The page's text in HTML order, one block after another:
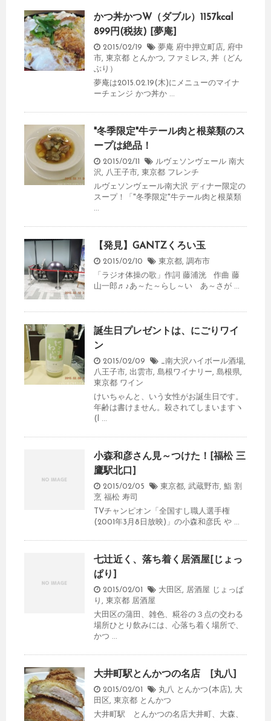
かつ丼かつW（ダブル）1157kcal
899円(税抜) [夢庵]
2015/02/19 夢庵 府中押立町店, 府中
市, 東京都 とんかつ, ファミレス , 丼（どん
ぶり）
夢庵は2015.02.19(木)にメニューのマイナ
ーチェンジ かつ丼か ...
"冬季限定"牛テール肉と根菜類のス
ープは絶品！
2015/02/11
ルヴェソンヴェール 南大
沢 , 八王子市, 東京都 フレンチ
ルヴェソンヴェール南大沢 ディナー限定の
スープ！「"冬季限定"牛テール肉と根菜類
...
【発見】GANTZくろい玉
2015/02/10 東京都, 調布市
「ラジオ体操の歌」作詞 藤浦洸 作曲 藤
山一郎♬♪あ～た～らし～い あ～さが ...
誕生日プレゼントは、にごりワイ
ン
2015/02/09 _南大沢ハイボール酒場,
八王子市, 出雲市, 島根ワイナリー, 島根県,
東京都 ワイン
けいちゃんと、いう女性がお誕生日です。
年齢は書けません。殺されてしまいますヽ
(l ...
小森和彦さん見～つけた！[福松 三
鷹駅北口]
2015/02/05 東京都, 武蔵野市, 鮨 割
烹 福松 寿司
TVチャンピオン「全国すし職人選手権
(2001年3月8日放映)」の小森和彦氏 や ...
七辻近く、落ち着く居酒屋[じょっ
ぱり]
2015/02/01 大田区 , 居酒屋 じょっぱ
り , 東京都 居酒屋
大田区の蒲田、雑色、糀谷の３点の交わる
場所ひとり飲みには、心落ち着く場所で、
かつ ...
大井町駅とんかつの名店 [丸八]
2015/02/01 丸八 とんかつ(本店), 大
田区 , 東京都 とんかつ
大井町駅 とんかつの名店大井町、大森、